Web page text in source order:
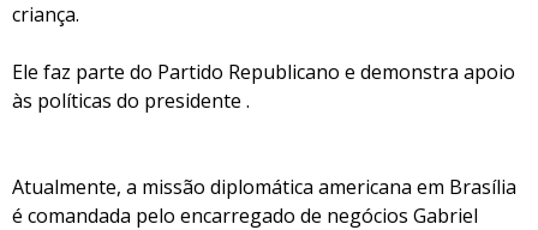
criança.
Ele faz parte do Partido Republicano e demonstra apoio
às políticas do presidente .
Atualmente, a missão diplomática americana em Brasília
é comandada pelo encarregado de negócios Gabriel